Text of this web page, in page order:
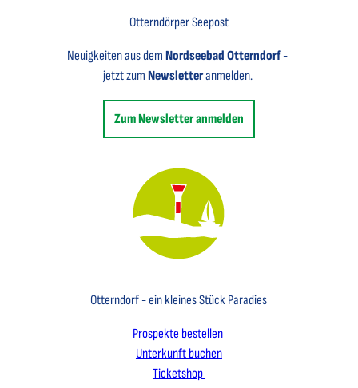
Otterndörper Seepost
Neuigkeiten aus demNordseebad Otterndorf-
jetzt zum Newsletteranmelden.
Zum Newsletter anmelden
Otterndorf - ein kleines Stück Paradies
Prospekte bestellen
Unterkunft buchen
Ticketshop